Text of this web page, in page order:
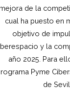
de la
cual ha puesto en
objetivo de
y la
año 2025. Para
Pyme
de